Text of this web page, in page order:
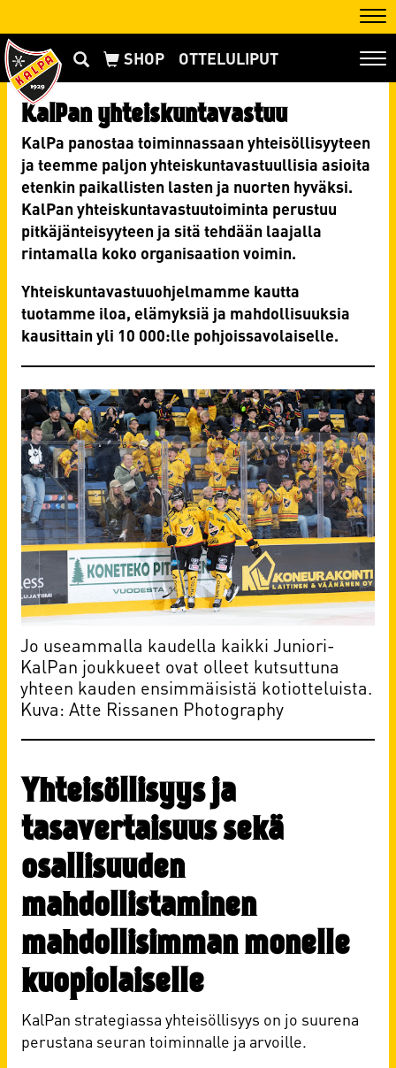
OTTELULIPUT
KalPan yhteiskuntavastuu
KalPa panostaa toiminnassaan yhteisöllisyyteen
ja teemme paljon yhteiskuntavastuullisia asioita
etenkin paikallisten lasten ja nuorten hyväksi.
KalPan yhteiskuntavastuutoiminta perustuu
pitkäjänteisyyteen ja sitä tehdään laajalla
rintamalla koko organisaation voimin.
Yhteiskuntavastuuohjelmamme kautta
tuotamme iloa, elämyksiä ja mahdollisuuksia
kausittain yli 10 000:lle pohjoissavolaiselle.
Jo useammalla kaudella kaikki Juniori-
KalPan joukkueet ovat olleet kutsuttuna
yhteen kauden ensimmäisistä kotiotteluista.
Kuva: Atte Rissanen Photography
Yhteisöllisyys ja
tasavertaisuus sekä
osallisuuden
mahdollistaminen
mahdollisimman monelle
kuopiolaiselle
KalPan strategiassa yhteisöllisyys on jo suurena
perustana seuran toiminnalle ja arvoille.